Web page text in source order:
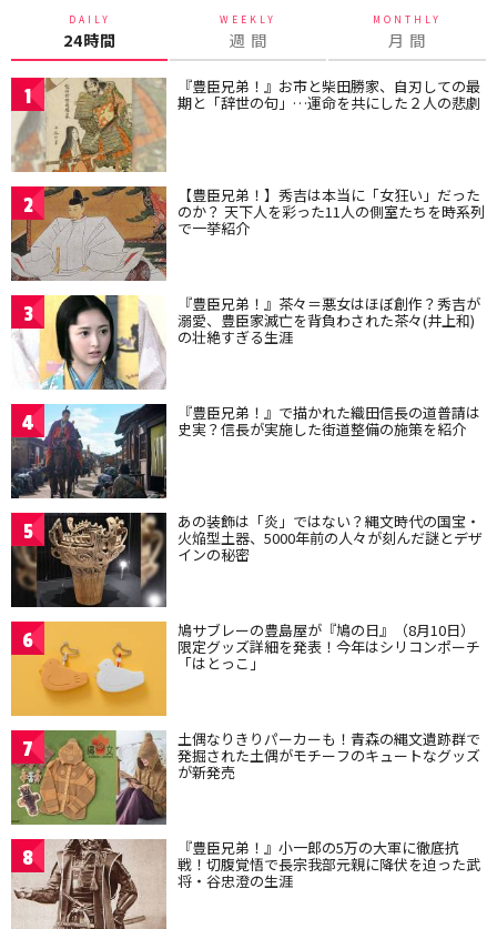
DAILY
24時間
WEEKLY
週 間
MONTHLY
月 間
1 『豊臣兄弟！』お市と柴田勝家、自刃しての最
期と「辞世の句」…運命を共にした２人の悲劇
2 【豊臣兄弟！】秀吉は本当に「女狂い」だった
のか？ 天下人を彩った11人の側室たちを時系列
で一挙紹介
3 『豊臣兄弟！』茶々＝悪女はほぼ創作？秀吉が
溺愛、豊臣家滅亡を背負わされた茶々(井上和)
の壮絶すぎる生涯
4 『豊臣兄弟！』で描かれた織田信長の道普請は
史実？信長が実施した街道整備の施策を紹介
5 あの装飾は「炎」ではない？縄文時代の国宝・
火焔型土器、5000年前の人々が刻んだ謎とデザ
インの秘密
6 鳩サブレーの豊島屋が『鳩の日』（8月10日）
限定グッズ詳細を発表！今年はシリコンポーチ
「はとっこ」
7 土偶なりきりパーカーも！青森の縄文遺跡群で
発掘された土偶がモチーフのキュートなグッズ
が新発売
8 『豊臣兄弟！』小一郎の5万の大軍に徹底抗
戦！切腹覚悟で長宗我部元親に降伏を迫った武
将・谷忠澄の生涯